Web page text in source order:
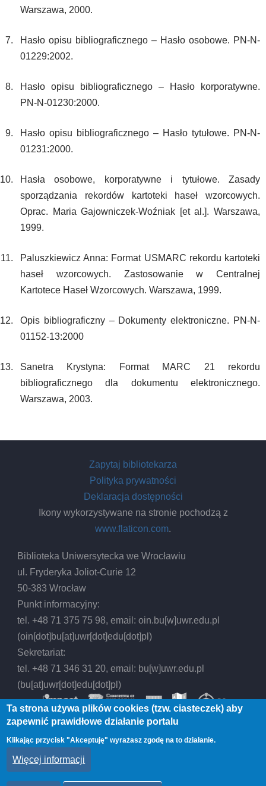
Warszawa, 2000.
Hasło opisu bibliograficznego – Hasło osobowe. PN-N-
01229:2002.
Hasło opisu bibliograficznego – Hasło korporatywne.
PN-N-01230:2000.
Hasło opisu bibliograficznego – Hasło tytułowe. PN-N-
01231:2000.
Hasła osobowe, korporatywne i tytułowe. Zasady
sporządzania rekordów kartoteki haseł wzorcowych.
Oprac. Maria Gajowniczek-Woźniak [et al.]. Warszawa,
1999.
Paluszkiewicz Anna: Format USMARC rekordu kartoteki
haseł wzorcowych. Zastosowanie w Centralnej
Kartotece Haseł Wzorcowych. Warszawa, 1999.
Opis bibliograficzny – Dokumenty elektroniczne. PN-N-
01152-13:2000
Sanetra Krystyna: Format MARC 21 rekordu
bibliograficznego dla dokumentu elektronicznego.
Warszawa, 2003.
Zapytaj bibliotekarza
Polityka prywatności
Deklaracja dostępności
Ikony wykorzystywane na stronie pochodzą z
www.flaticon.com.
Biblioteka Uniwersytecka we Wrocławiu
ul. Fryderyka Joliot-Curie 12
50-383 Wrocław
Punkt informacyjny:
tel. +48 71 375 75 98, email:oin.bu[w]uwr.edu.pl
(oin[dot]bu[at]uwr[dot]edu[dot]pl)
Sekretariat:
tel. +48 71 346 31 20, email: bu[w]uwr.edu.pl
(bu[at]uwr[dot]edu[dot]pl)
© 2026 Biblioteka Uniwersytecka we Wrocławiu,
All rights reserved.
Ta strona używa plików cookies (tzw. ciasteczek) aby
zapewnić prawidłowe działanie portalu
Klikając przycisk "Akceptuję" wyrażasz zgodę na to działanie.
Więcej informacji